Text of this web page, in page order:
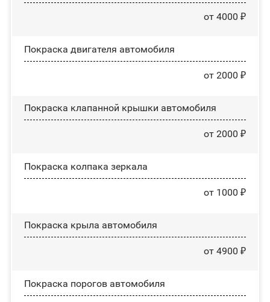
от 4000 ₽
Покраска двигателя автомобиля
от 2000 ₽
Покраска клапанной крышки автомобиля
от 2000 ₽
Покраска колпака зеркала
от 1000 ₽
Покраска крыла автомобиля
от 4900 ₽
Покраска порогов автомобиля